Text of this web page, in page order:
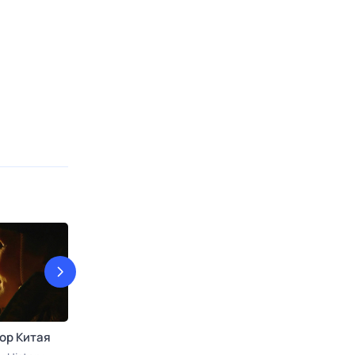
Китая